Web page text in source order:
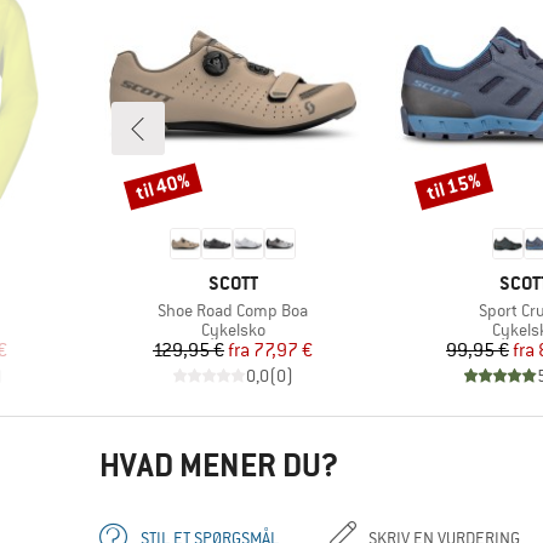
MÆRKE
SCOTT
Artikel
Shoe Road Comp Boa
Produktgruppe
Cykelsko
Pris
129,95 € Nedsat pris
fra 77,97 €
0,0(0)
Rabat
til 40%
Artikel
Sport
99,95 €fra
Rabat
til 15%
HVAD MENER DU?
STIL ET SPØRGSMÅL SKRIV EN VURDERING